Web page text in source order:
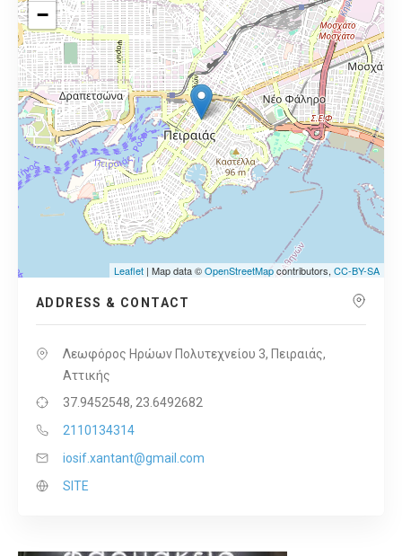
−
Leaflet | Map data ©OpenStreetMapcontributors, CC-BY-SA
ADDRESS & CONTACT
Λεωφόρος Ηρώων Πολυτεχνείου 3, Πειραιάς,
Αττικής
37.9452548, 23.6492682
2110134314
iosif.xantant@gmail.com
SITE